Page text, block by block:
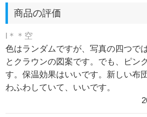
商品の評価
l＊＊空
色はランダムですが、写真の四つで
とクラウンの図案です。でも、ピン
す。保温効果はいいです。新しい布
わふわしていて、いいです。